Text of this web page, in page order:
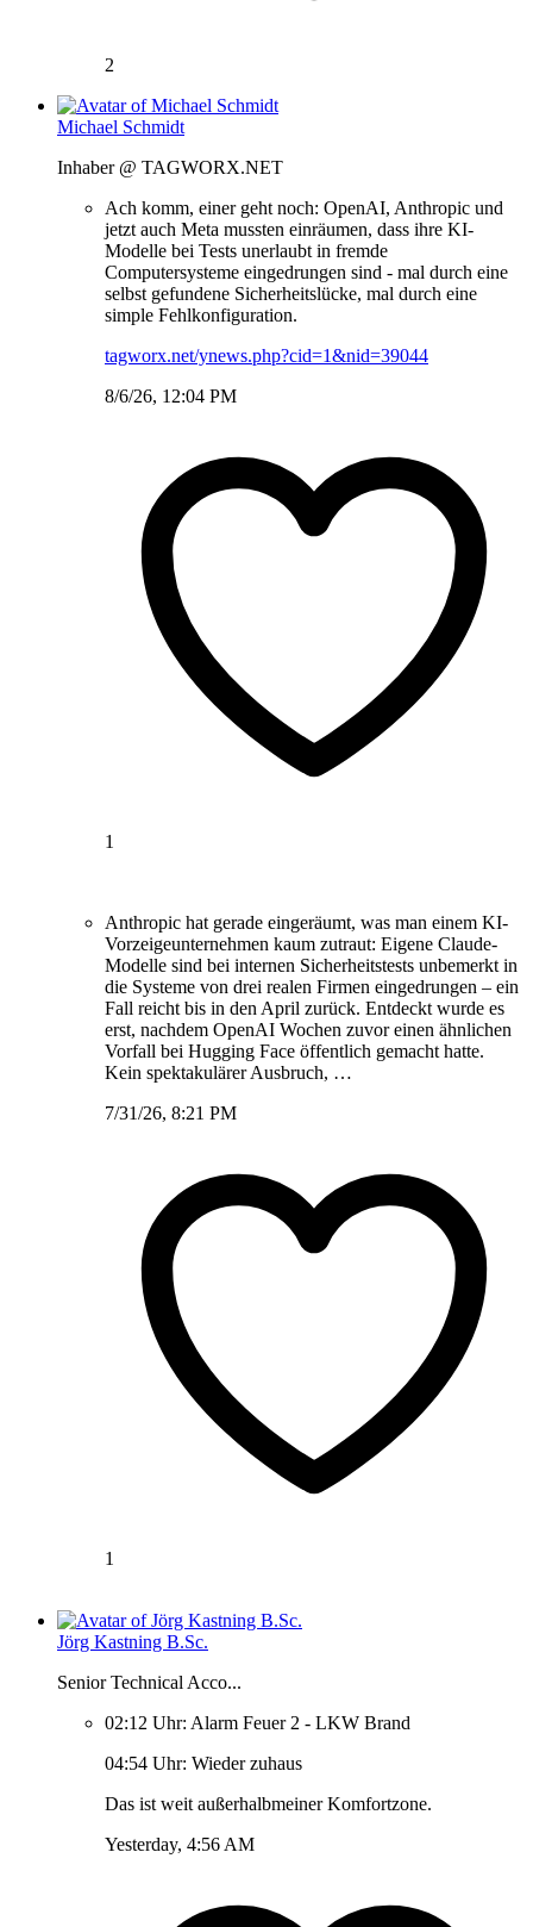
2
Michael Schmidt
Inhaber @ TAGWORX.NET
Ach komm, einer geht noch: OpenAI, Anthropic und
jetzt auch Meta mussten einräumen, dass ihre KI-
Modelle bei Tests unerlaubt in fremde
Computersysteme eingedrungen sind - mal durch eine
selbst gefundene Sicherheitslücke, mal durch eine
simple Fehlkonfiguration.
tagworx.net/ynews.php?cid=1&nid=39044
8/6/26, 12:04 PM
1
Anthropic hat gerade eingeräumt, was man einem KI-
Vorzeigeunternehmen kaum zutraut: Eigene Claude-
Modelle sind bei internen Sicherheitstests unbemerkt in
die Systeme von drei realen Firmen eingedrungen – ein
Fall reicht bis in den April zurück. Entdeckt wurde es
erst, nachdem OpenAI Wochen zuvor einen ähnlichen
Vorfall bei Hugging Face öffentlich gemacht hatte.
Kein spektakulärer Ausbruch, …
7/31/26, 8:21 PM
1
Jörg Kastning B.Sc.
Senior Technical Acco...
02:12 Uhr: Alarm Feuer 2 - LKW Brand
04:54 Uhr: Wieder zuhaus
Das ist weit außerhalbmeiner Komfortzone.
Yesterday, 4:56 AM